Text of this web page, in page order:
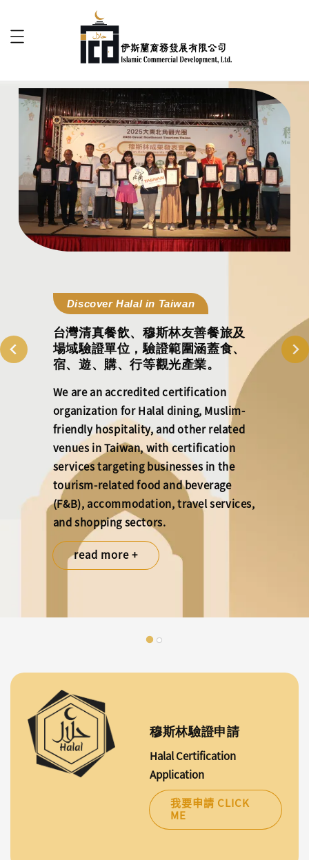
Discover Halal in Taiwan
台灣清真餐飲、穆斯林友善餐旅及
場域驗證單位，驗證範圍涵蓋食、
宿、遊、購、行等觀光產業。
We are an accredited certification
organization for Halal dining, Muslim-
friendly hospitality, and other related
venues in Taiwan, with certification
services targeting businesses in the
tourism-related food and beverage
(F&B), accommodation, travel services,
and shopping sectors.
read more +
穆斯林驗證申請
Halal Certification
Application
我要申請 CLICK
ME